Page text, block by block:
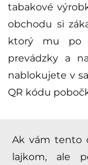
tabakové
obchodu si
ktorý mu po
prevádzky a
nablokujete v
QR kódu
Ak vám tento
lajkom, ale